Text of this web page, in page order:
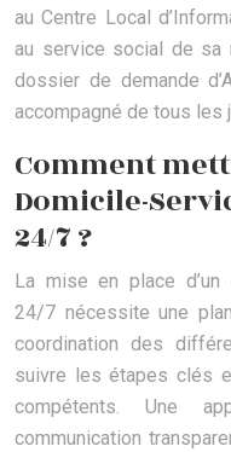
au Centre Local
au service social de sa
dossier de demande
accompagné de tous
Comment
Domicile-
24/7 ?
La mise en place
24/7 nécessite une
coordination des
suivre les étapes clés
compétents. Une
communication